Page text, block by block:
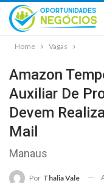
Home Vagas
Amazon
Auxiliar De
Devem
Mail
Manaus
Por Thalia Vale